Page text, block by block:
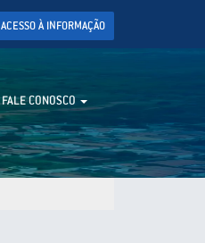
ACESSO À INFORMAÇÃO
FALE CONOSCO